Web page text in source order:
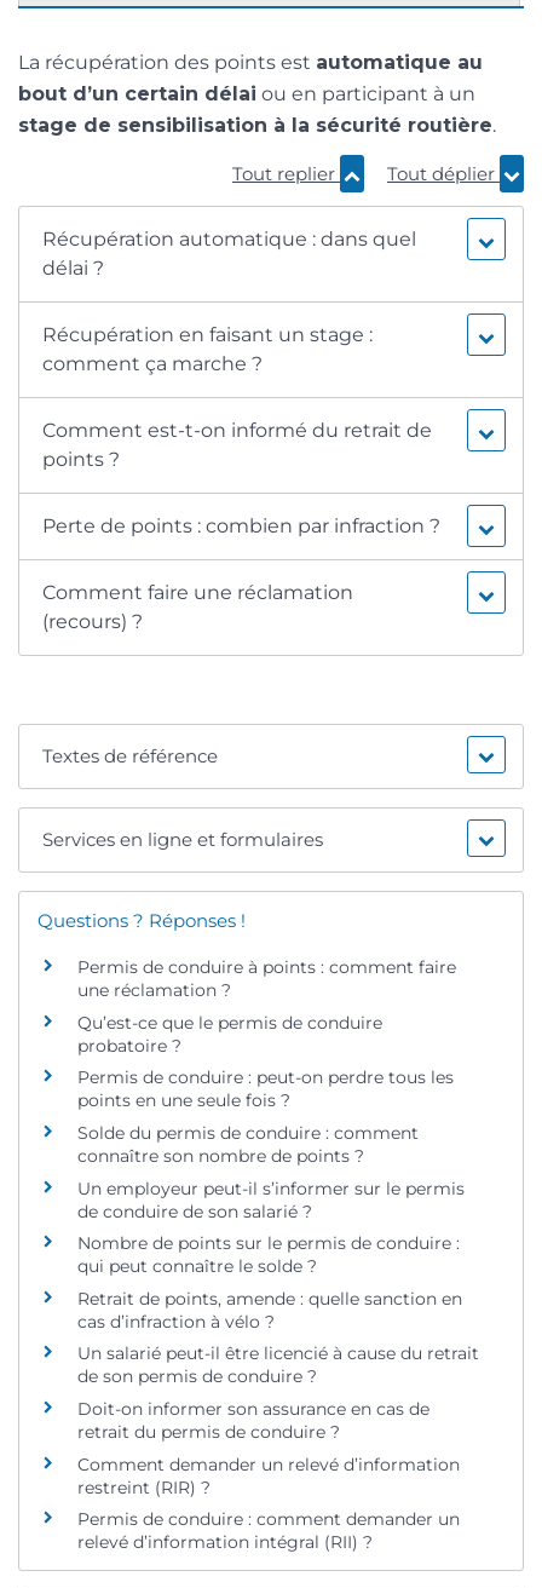
La récupération des points est automatique au
bout d’un certain délai ou en participant à un
stage de sensibilisation à la sécurité routière.
Tout replier Tout déplier
Récupération automatique : dans quel
délai ?
Récupération en faisant un stage :
comment ça marche ?
Comment est-t-on informé du retrait de
points ?
Perte de points : combien par infraction ?
Comment faire une réclamation
(recours) ?
Textes de référence
Services en ligne et formulaires
Questions ? Réponses !
Permis de conduire à points : comment faire
une réclamation ?
Qu’est-ce que le permis de conduire
probatoire ?
Permis de conduire : peut-on perdre tous les
points en une seule fois ?
Solde du permis de conduire : comment
connaître son nombre de points ?
Un employeur peut-il s’informer sur le permis
de conduire de son salarié ?
Nombre de points sur le permis de conduire :
qui peut connaître le solde ?
Retrait de points, amende : quelle sanction en
cas d’infraction à vélo ?
Un salarié peut-il être licencié à cause du retrait
de son permis de conduire ?
Doit-on informer son assurance en cas de
retrait du permis de conduire ?
Comment demander un relevé d’information
restreint (RIR) ?
Permis de conduire : comment demander un
relevé d’information intégral (RII) ?